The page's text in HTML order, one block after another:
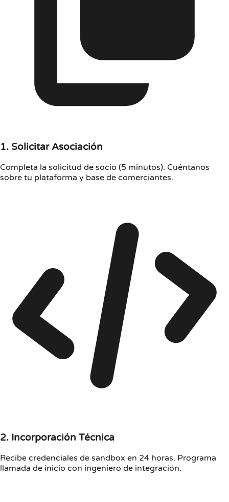
1. Solicitar Asociación
Completa la solicitud de socio (5 minutos). Cuéntanos
sobre tu plataforma y base de comerciantes.
2. Incorporación Técnica
Recibe credenciales de sandbox en 24 horas. Programa
llamada de inicio con ingeniero de integración.